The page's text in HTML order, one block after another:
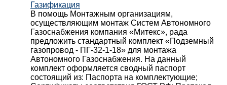
Газификация
В помощь Монтажным организациям,
осуществляющим монтаж Систем Автономного
Газоснабжения компания «Митекс», рада
предложить стандартный комплект «Подземный
газопровод - ПГ-32-1-18» для монтажа
Автономного Газоснабжения. На данный
комплект оформляется сводный паспорт
состоящий из: Паспорта на комплектующие;